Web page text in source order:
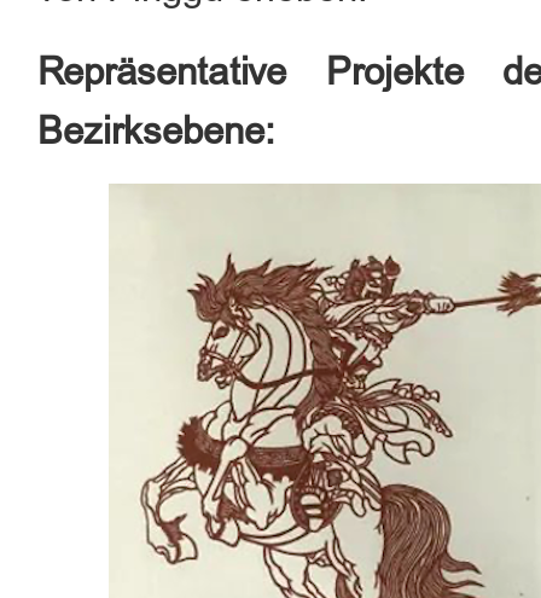
Repräsentative Projekte
Bezirksebene: